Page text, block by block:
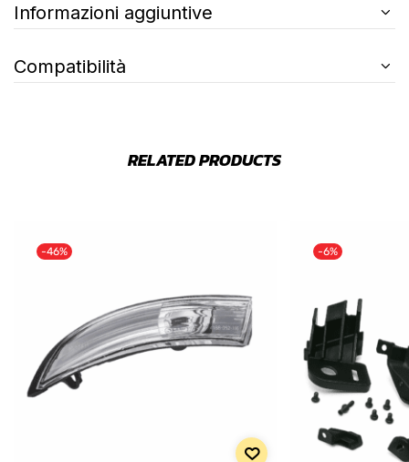
Informazioni aggiuntive
Compatibilità
RELATED PRODUCTS
-46% -6%